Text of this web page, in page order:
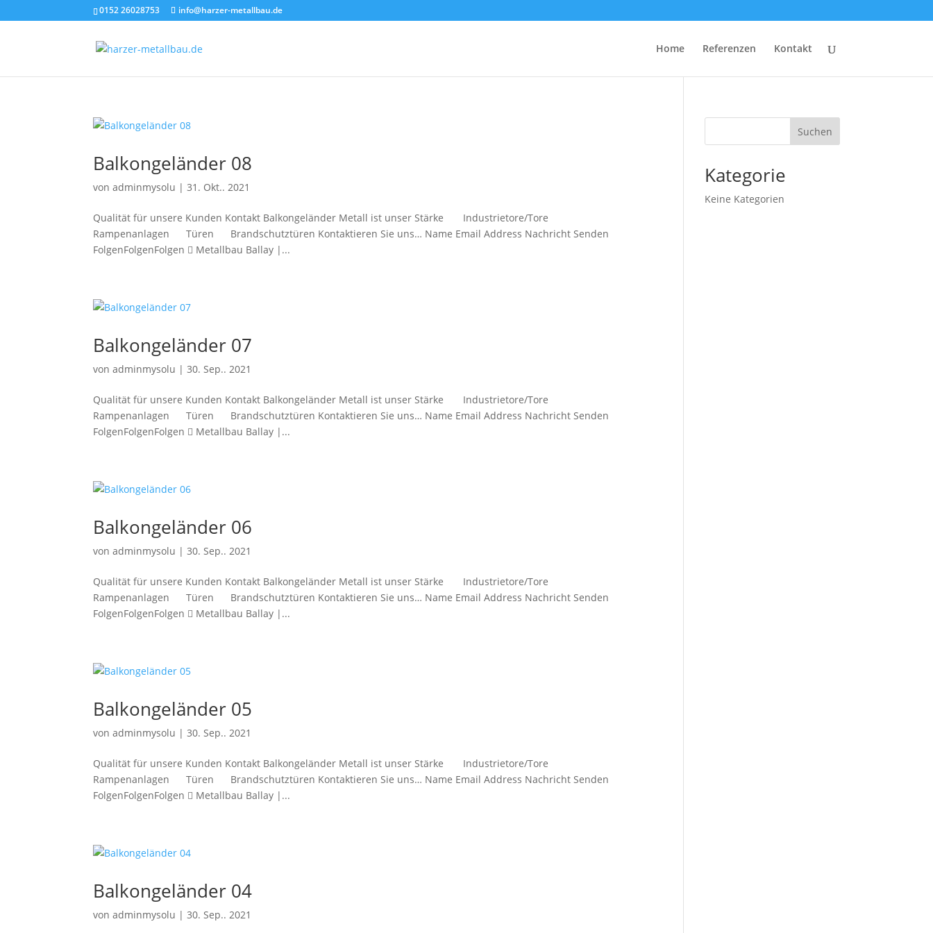
0152 26028753 info@harzer-metallbau.de
Home Referenzen Kontakt
Balkongeländer 08
vonadminmysolu |31. Okt.. 2021
Qualität für unsere Kunden Kontakt Balkongeländer Metall ist unser Stärke Industrietore/Tore
Rampenanlagen Türen Brandschutztüren Kontaktieren Sie uns… Name Email Address Nachricht Senden
FolgenFolgenFolgen  Metallbau Ballay |...
Balkongeländer 07
vonadminmysolu |30. Sep.. 2021
Qualität für unsere Kunden Kontakt Balkongeländer Metall ist unser Stärke Industrietore/Tore
Rampenanlagen Türen Brandschutztüren Kontaktieren Sie uns… Name Email Address Nachricht Senden
FolgenFolgenFolgen  Metallbau Ballay |...
Balkongeländer 06
vonadminmysolu |30. Sep.. 2021
Qualität für unsere Kunden Kontakt Balkongeländer Metall ist unser Stärke Industrietore/Tore
Rampenanlagen Türen Brandschutztüren Kontaktieren Sie uns… Name Email Address Nachricht Senden
FolgenFolgenFolgen  Metallbau Ballay |...
Balkongeländer 05
vonadminmysolu |30. Sep.. 2021
Qualität für unsere Kunden Kontakt Balkongeländer Metall ist unser Stärke Industrietore/Tore
Rampenanlagen Türen Brandschutztüren Kontaktieren Sie uns… Name Email Address Nachricht Senden
FolgenFolgenFolgen  Metallbau Ballay |...
Balkongeländer 04
vonadminmysolu |30. Sep.. 2021
Suchen
Kategorie
Keine Kategorien